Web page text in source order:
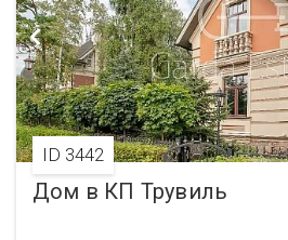
ID 3442
Дом в КП Трувиль